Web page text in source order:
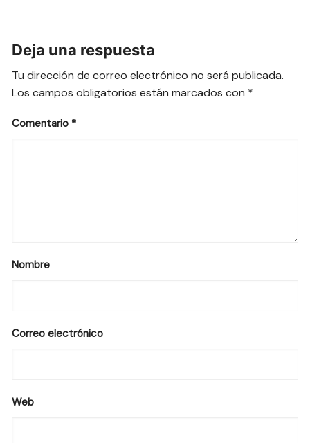
Deja una respuesta
Tu dirección de correo electrónico no será publicada.
Los campos obligatorios están marcados con *
Comentario *
Nombre
Correo electrónico
Web